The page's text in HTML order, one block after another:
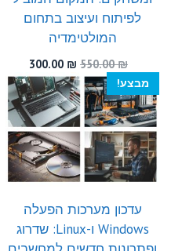
לפיתוח ועיצוב בתחום
המולטימדיה
550.00₪
המחיר
המקורי
היה:
550.00 ₪.
300.00 ₪
המחיר
הנוכחי
הוא:
300.00 ₪.
מבצע!
עדכון מערכות הפעלה
Windows ו-Linux: שדרוג